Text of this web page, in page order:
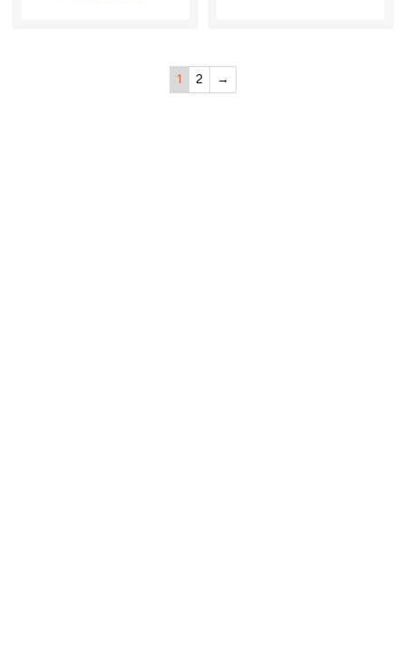
1 2 →